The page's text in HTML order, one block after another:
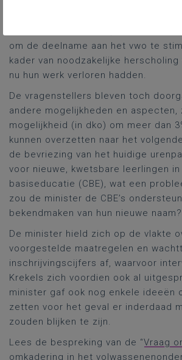
om de deelname aan het vwo te
kader van noodzakelijke herscholing
nu hun werk verloren hadden.
De vragenstellers bleven toch
andere mogelijkheden en aspecten,
mogelijkheid (in dko) om meer dan
kunnen overzetten naar het
de bevriezing van het huidige
voor nieuwe, kwetsbare leerlingen
basiseducatie (CBE), wat een
zou de minister de CBE’s
bekendmaken van hun nieuwe naam?
De minister hield zich op de vlakte
voorgestelde maatregelen en
inschrijvingscijfers af, waarvoor
Krekels zich voordien ook al
minister gaf ook nog enkele ideeën
zetten voor het geval er inderdaad
zouden blijken te zijn.
Lees de bespreking van de “Vraag
omkadering in het